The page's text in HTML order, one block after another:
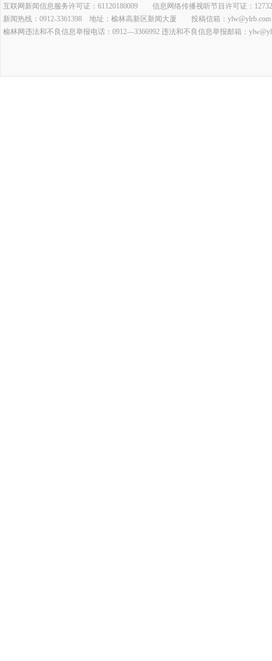
互联网新闻信息服务许可证：61120180009 信息网络传播视听节目许可证：
新闻热线：0912-3361398 地址：榆林高新区新闻大厦 投稿信箱：ylw@ylrb.com
榆林网违法和不良信息举报电话：0912—3366992 违法和不良信息举报邮箱：